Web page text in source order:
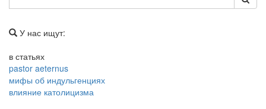
У нас ищут:
в статьях
pastor aeternus
мифы об индульгенциях
влияние католицизма